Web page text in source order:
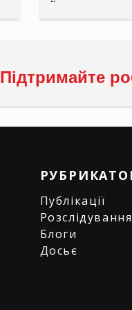
Підтримайте
Публікації
Розслідування
Блоги
Досьє